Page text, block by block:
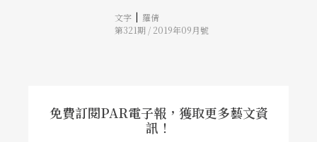
時刻，把箭射出，朝向未來。
文字 | 羅倩
第321期 / 2019年09月號
免費訂閱PAR電子報，獲取更多藝文資
訊！